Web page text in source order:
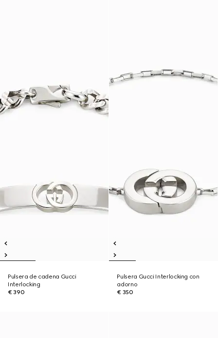
Pulsera de cadena Gucci
Interlocking
€ 390
Pulsera Gucci Interlocking con
adorno
€ 350